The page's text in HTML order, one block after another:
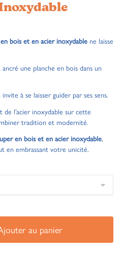
bois et en acier inoxydable ne laisse
une planche en bois dans un
à se laisser guider par ses sens.
de l’acier inoxydable sur cette
tradition et modernité.
en bois et en acier inoxydable,
en embrassant votre unicité.
au panier